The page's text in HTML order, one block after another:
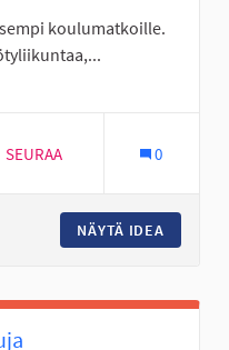
koulumatkoille.
Seinäjoki
18 SEURAAJAA
SEURAA 0
NÄYTÄ IDEA